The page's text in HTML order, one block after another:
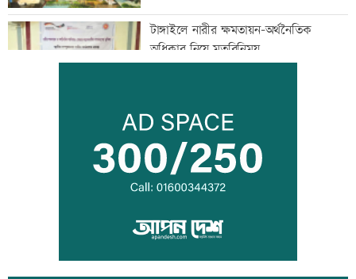
টাঙ্গাইলে নারীর ক্ষমতায়ন-অর্থনৈতিক
অধিকার নিয়ে মতবিনিময়
কুমিল্লা বোর্ডে পাসের হারে তলানিতে
নোয়াখালী
পঞ্চগড়ে ৩ শিক্ষাপ্রতিষ্ঠানের কেউ পাস করেনি